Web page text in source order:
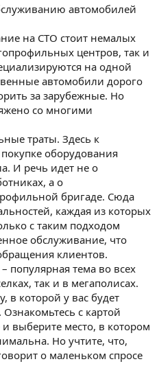
автомобилей
на СТО стоит немалых
центров, так и
на одной
автомобили дорого
за зарубежные. Но
со многими
траты. Здесь к
оборудования
И речь идет не о
а о
бригаде. Сюда
каждая из которых
с таким подходом
обслуживание, что
клиентов.
популярная тема во всех
так и в мегаполисах.
в которой у вас будет
с картой
выберите место, в котором
Но учтите, что,
о маленьком спросе